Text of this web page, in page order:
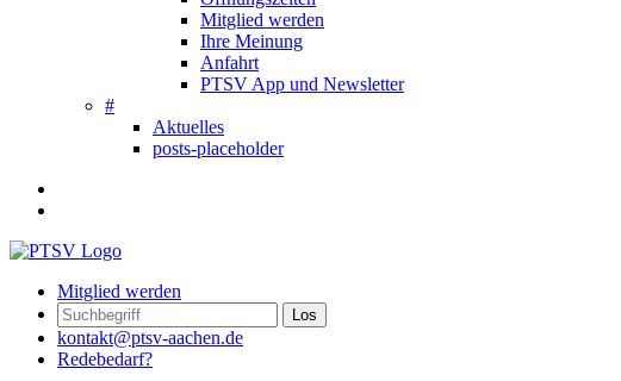
Mitglied werden
Ihre Meinung
Anfahrt
PTSV App und Newsletter
#
Aktuelles
posts-placeholder
Mitglied werden
kontakt@ptsv-aachen.de
Redebedarf?